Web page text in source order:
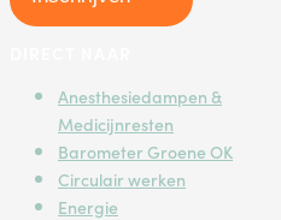
Anesthesiedampen &
Medicijnresten
Barometer Groene OK
Circulair werken
Energie